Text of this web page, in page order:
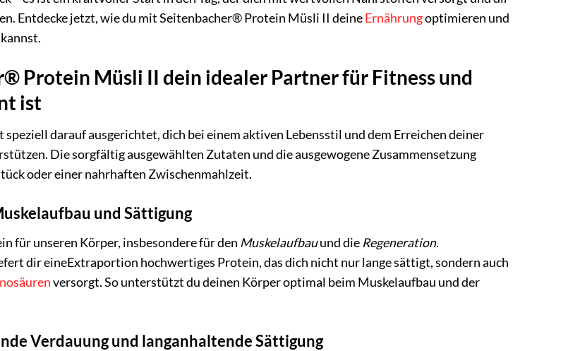
Entdecke jetzt, wie du mit Seitenbacher® Protein Müsli II deineErnährungoptimieren und
Protein Müsli II dein idealer Partner für Fitness und
ist
darauf ausgerichtet, dich bei einem aktiven Lebensstil und dem Erreichen deiner
Die sorgfältig ausgewählten Zutaten und die ausgewogene Zusammensetzung
oder einer nahrhaften Zwischenmahlzeit.
und Sättigung
für unseren Körper, insbesondere für den Muskelaufbauund die Regeneration.
dir eineExtraportion hochwertiges Protein, das dich nicht nur lange sättigt, sondern auch
versorgt. So unterstützt du deinen Körper optimal beim Muskelaufbau und der
Verdauung und langanhaltende Sättigung